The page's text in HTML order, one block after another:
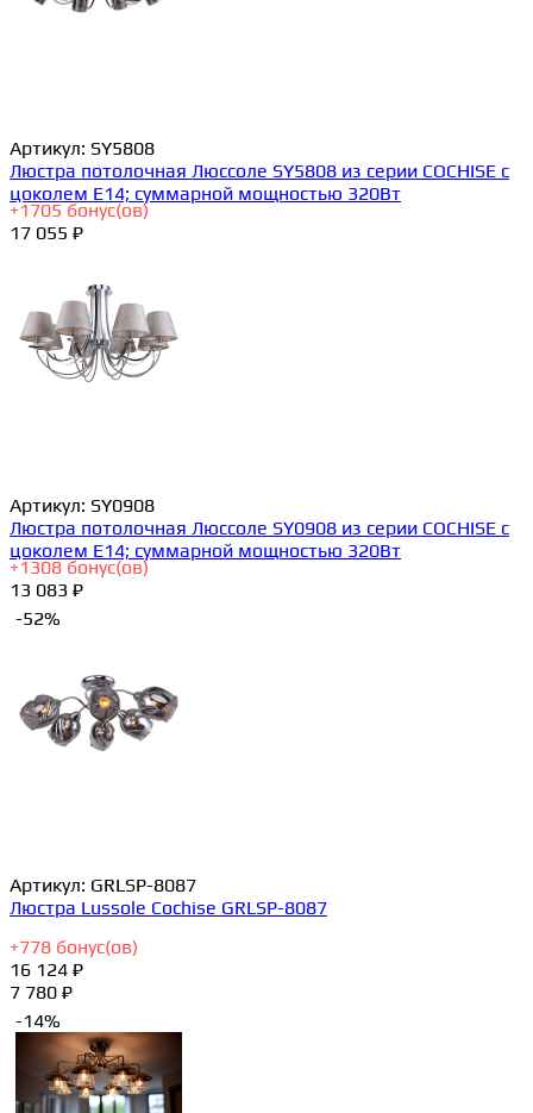
Артикул: SY5808
Люстра потолочная Люссоле SY5808 из серии COCHISE с
цоколем E14; суммарной мощностью 320Вт
+1705 бонус(ов)
17 055 ₽
Артикул: SY0908
Люстра потолочная Люссоле SY0908 из серии COCHISE с
цоколем E14; суммарной мощностью 320Вт
+1308 бонус(ов)
13 083 ₽
-52%
Артикул: GRLSP-8087
Люстра Lussole Cochise GRLSP-8087
+778 бонус(ов)
16 124 ₽
7 780 ₽
-14%